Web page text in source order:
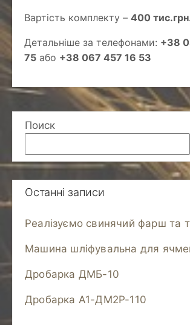
Вартість комплекту – 400
Детальніше за телефонами: +38
75 або +38 067 457 16 53
Поиск
Останні записи
Реалізуємо свинячий фарш та
Машина шліфувальна для
Дробарка ДМБ-10
Дробарка А1-ДМ2Р-110